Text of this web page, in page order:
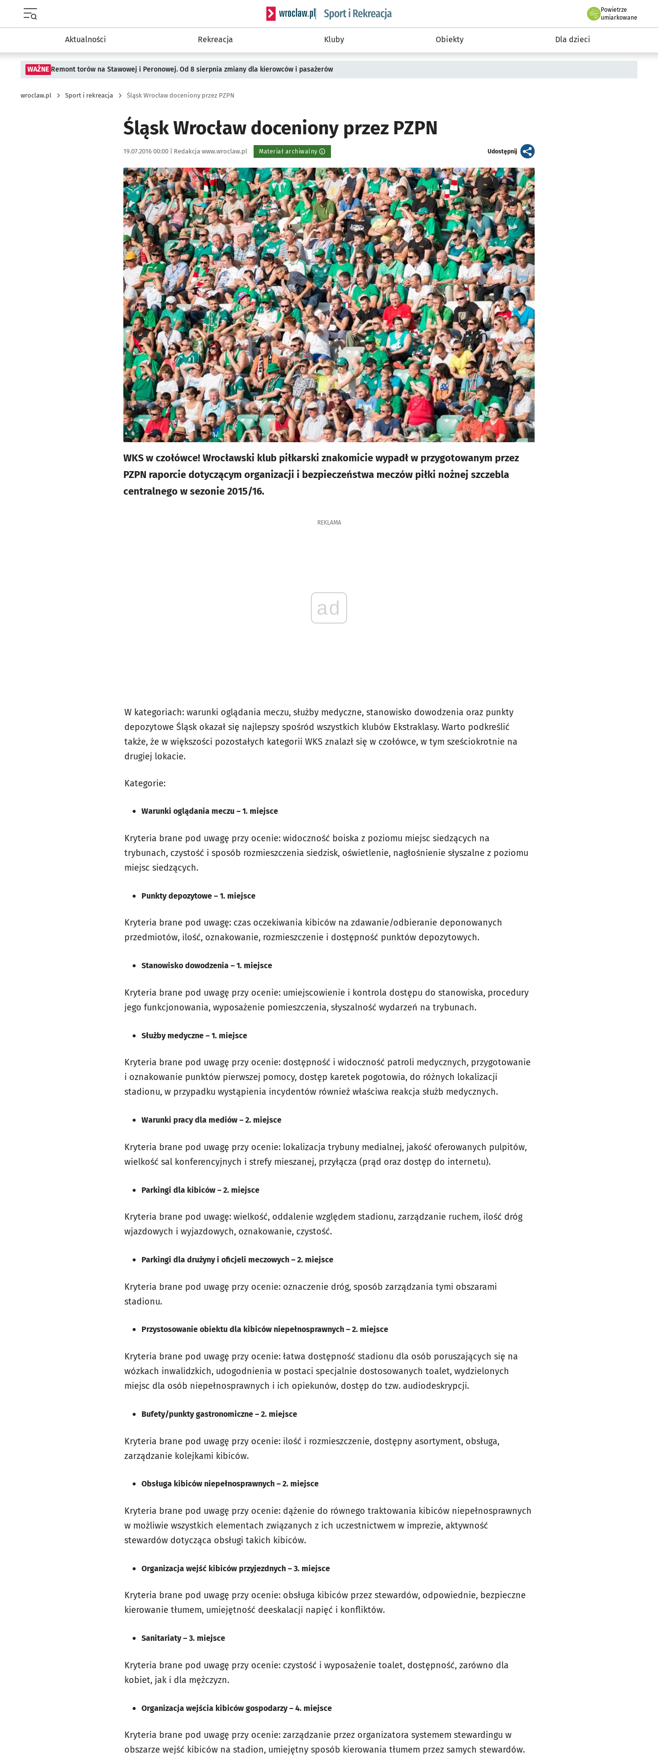
Serwis informacyjny wroclaw.pl podserwis: Sport i rekreacja
Powietrze
we Wrocławiu
umiarkowane
Aktualności Rekreacja Kluby Obiekty Dla dzieci
WAŻNE Remont torów na Stawowej i Peronowej. Od 8 sierpnia zmiany dla kierowców i pasażerów
wroclaw.pl Sport i rekreacja Śląsk Wrocław doceniony przez PZPN
Śląsk Wrocław doceniony przez PZPN
Data publikacji:
19.07.2016 00:00 | Autor:
Redakcja www.wroclaw.pl Materiał archiwalny Udostępnijartykuł
Kliknij, aby powiększyć
WKS w czołówce! Wrocławski klub piłkarski znakomicie wypadł w przygotowanym przez
PZPN raporcie dotyczącym organizacji i bezpieczeństwa meczów piłki nożnej szczebla
centralnego w sezonie 2015/16.
REKLAMA
ad
W kategoriach: warunki oglądania meczu, służby medyczne, stanowisko dowodzenia oraz punkty
depozytowe Śląsk okazał się najlepszy spośród wszystkich klubów Ekstraklasy. Warto podkreślić
także, że w większości pozostałych kategorii WKS znalazł się w czołówce, w tym sześciokrotnie na
drugiej lokacie.
Kategorie:
Warunki oglądania meczu – 1. miejsce
Kryteria brane pod uwagę przy ocenie: widoczność boiska z poziomu miejsc siedzących na
trybunach, czystość i sposób rozmieszczenia siedzisk, oświetlenie, nagłośnienie słyszalne z poziomu
miejsc siedzących.
Punkty depozytowe – 1. miejsce
Kryteria brane pod uwagę: czas oczekiwania kibiców na zdawanie/odbieranie deponowanych
przedmiotów, ilość, oznakowanie, rozmieszczenie i dostępność punktów depozytowych.
Stanowisko dowodzenia – 1. miejsce
Kryteria brane pod uwagę przy ocenie: umiejscowienie i kontrola dostępu do stanowiska, procedury
jego funkcjonowania, wyposażenie pomieszczenia, słyszalność wydarzeń na trybunach.
Służby medyczne – 1. miejsce
Kryteria brane pod uwagę przy ocenie: dostępność i widoczność patroli medycznych, przygotowanie
i oznakowanie punktów pierwszej pomocy, dostęp karetek pogotowia, do różnych lokalizacji
stadionu, w przypadku wystąpienia incydentów również właściwa reakcja służb medycznych.
Warunki pracy dla mediów – 2. miejsce
Kryteria brane pod uwagę przy ocenie: lokalizacja trybuny medialnej, jakość oferowanych pulpitów,
wielkość sal konferencyjnych i strefy mieszanej, przyłącza (prąd oraz dostęp do internetu).
Parkingi dla kibiców – 2. miejsce
Kryteria brane pod uwagę: wielkość, oddalenie względem stadionu, zarządzanie ruchem, ilość dróg
wjazdowych i wyjazdowych, oznakowanie, czystość.
Parkingi dla drużyny i oficjeli meczowych – 2. miejsce
Kryteria brane pod uwagę przy ocenie: oznaczenie dróg, sposób zarządzania tymi obszarami
stadionu.
Przystosowanie obiektu dla kibiców niepełnosprawnych – 2. miejsce
Kryteria brane pod uwagę przy ocenie: łatwa dostępność stadionu dla osób poruszających się na
wózkach inwalidzkich, udogodnienia w postaci specjalnie dostosowanych toalet, wydzielonych
miejsc dla osób niepełnosprawnych i ich opiekunów, dostęp do tzw. audiodeskrypcji.
Bufety/punkty gastronomiczne – 2. miejsce
Kryteria brane pod uwagę przy ocenie: ilość i rozmieszczenie, dostępny asortyment, obsługa,
zarządzanie kolejkami kibiców.
Obsługa kibiców niepełnosprawnych – 2. miejsce
Kryteria brane pod uwagę przy ocenie: dążenie do równego traktowania kibiców niepełnosprawnych
w możliwie wszystkich elementach związanych z ich uczestnictwem w imprezie, aktywność
stewardów dotycząca obsługi takich kibiców.
Organizacja wejść kibiców przyjezdnych – 3. miejsce
Kryteria brane pod uwagę przy ocenie: obsługa kibiców przez stewardów, odpowiednie, bezpieczne
kierowanie tłumem, umiejętność deeskalacji napięć i konfliktów.
Sanitariaty – 3. miejsce
Kryteria brane pod uwagę przy ocenie: czystość i wyposażenie toalet, dostępność, zarówno dla
kobiet, jak i dla mężczyzn.
Organizacja wejścia kibiców gospodarzy – 4. miejsce
Kryteria brane pod uwagę przy ocenie: zarządzanie przez organizatora systemem stewardingu w
obszarze wejść kibiców na stadion, umiejętny sposób kierowania tłumem przez samych stewardów.